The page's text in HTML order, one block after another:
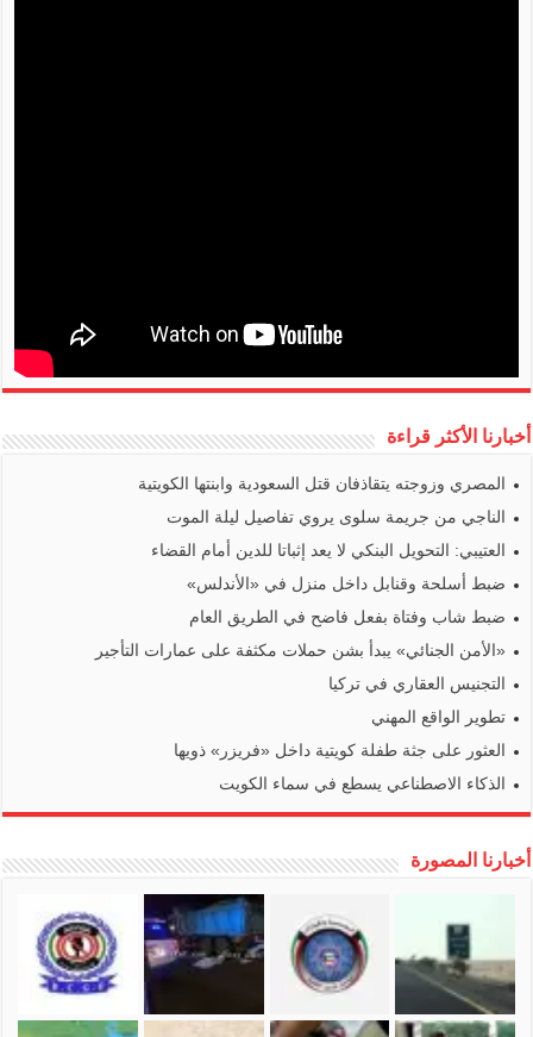
أخبارنا الأكثر قراءة
المصري وزوجته يتقاذفان قتل السعودية وابنتها الكويتية
الناجي من جريمة سلوى يروي تفاصيل ليلة الموت
العتيبي: التحويل البنكي لا يعد إثباتا للدين أمام القضاء
ضبط أسلحة وقنابل داخل منزل في «الأندلس»
ضبط شاب وفتاة بفعل فاضح في الطريق العام
«الأمن الجنائي» يبدأ بشن حملات مكثفة على عمارات التأجير
التجنيس العقاري في تركيا
تطوير الواقع المهني
العثور على جثة طفلة كويتية داخل «فريزر» ذويها
الذكاء الاصطناعي يسطع في سماء الكويت
أخبارنا المصورة